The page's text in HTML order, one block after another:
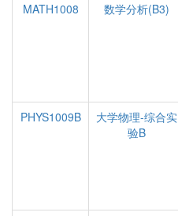
MATH1008 数学分析(B3)
PHYS1009B
大学物理-综合实
验B